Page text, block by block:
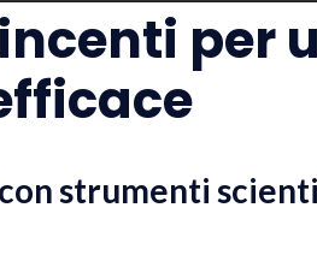
per
strumenti